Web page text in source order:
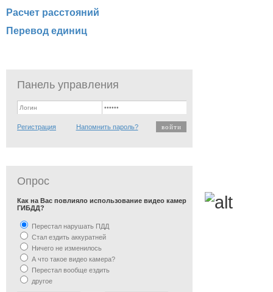
Расчет расстояний
Перевод единиц
Панель управления
Регистрация Напомнить пароль?
Опрос
Как на Вас повлияло использование видео камер
ГИБДД?
Перестал нарушать ПДД
Стал ездить аккуратней
Ничего не изменилось
А что такое видео камера?
Перестал вообще ездить
другое